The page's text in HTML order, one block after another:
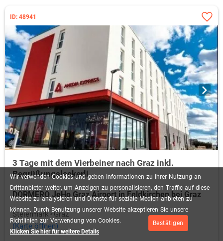
Wir verwenden Cookies und geben Informationen zu Ihrer Nutzung an
Drittanbieter weiter, um Anzeigen zu personalisieren, den Traffic auf diese
Website zu analysieren und Dienste für soziale Medien anbieten zu
können. Durch Benutzung unserer Website akzeptieren Sie unsere
Richtlinien zur Verwendung von Cookies.
Klicken Sie hier für weitere Details
Bestätigen
ID: 48941
3 Tage mit dem Vierbeiner nach Graz inkl.
Begrüßungsleckerli
DORMERO JeHo Graz Airport in Feldkirchen bei Graz
Steiermark Graz
(Karte öffnen)